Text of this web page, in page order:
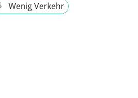
Wenig Verkehr